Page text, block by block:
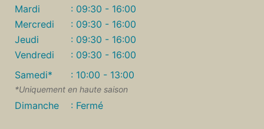
Mardi
: 09:30 - 16:00
Mercredi
: 09:30 - 16:00
Jeudi
: 09:30 - 16:00
Vendredi
: 09:30 - 16:00
Samedi*
: 10:00 - 13:00
*Uniquement en haute saison
Dimanche : Fermé